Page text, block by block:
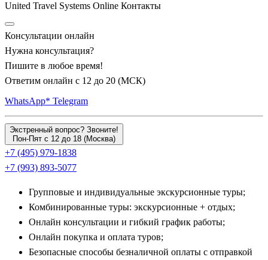
United Travel Systems Online Контакты
Консультации онлайн
Нужна консультация?
Пишите в любое время!
Ответим онлайн с 12 до 20 (МСК)
WhatsApp* Telegram
Экстренный вопрос? Звоните!
Пон-Пят с 12 до 18 (Москва)
+7 (495) 979-1838
+7 (993) 893-5077
Групповые и индивидуальные экскурсионные туры;
Комбинированные туры: экскурсионные + отдых;
Онлайн консультации и гибкий график работы;
Онлайн покупка и оплата туров;
Безопасные способы безналичной оплаты с отправкой